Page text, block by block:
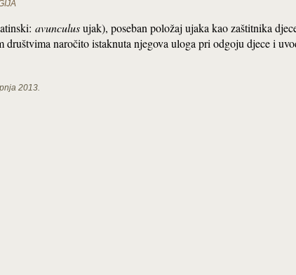
avunculusujak), poseban položaj ujaka kao zaštitnika
društvima naročito istaknuta njegova uloga pri odgoju djece i
2013.